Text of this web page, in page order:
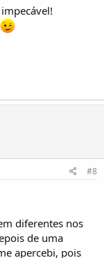
#8
diferentes nos
de uma
apercebi, pois